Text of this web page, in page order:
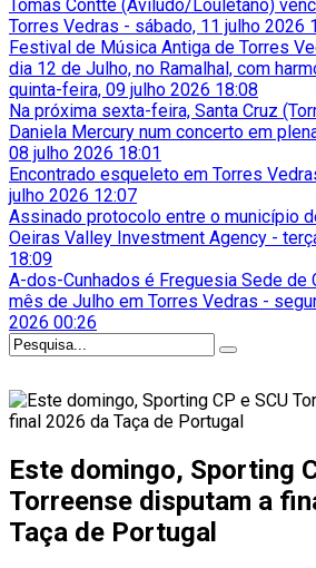
Tomas Contte (Aviludo/Louletano)
Torres Vedras - sábado, 11 julho 2026
Festival de Música Antiga de Torres
dia 12 de Julho, no Ramalhal, com
quinta-feira, 09 julho 2026 18:08
Na próxima sexta-feira, Santa Cruz
Daniela Mercury num concerto em
08 julho 2026 18:01
Encontrado esqueleto em Torres
julho 2026 12:07
Assinado protocolo entre o município
Oeiras Valley Investment Agency -
18:09
A-dos-Cunhados é Freguesia Sede de
mês de Julho em Torres Vedras -
2026 00:26
Este domingo, Sporting
Torreense disputam a
Taça de Portugal